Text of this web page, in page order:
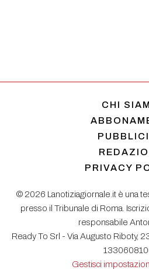
CHI
PRIVACY
© 2026 Lanotiziagiornale.it è una
presso il Tribunale di Roma.
responsabile
Ready To Srl - Via Augusto Riboty,
Gestisci